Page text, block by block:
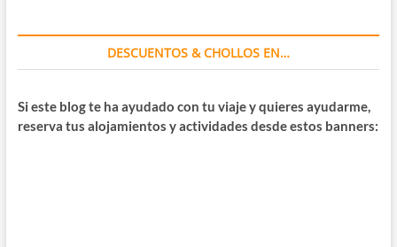
DESCUENTOS & CHOLLOS EN…
Si este blog te ha ayudado con tu viaje y quieres ayudarme,
reserva tus alojamientos y actividades desde estos banners: